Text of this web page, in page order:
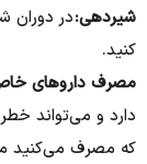
شیردهی:در دوران
کنید.
مصرف داروهای
دارد و می‌تواند
که مصرف می‌کنید